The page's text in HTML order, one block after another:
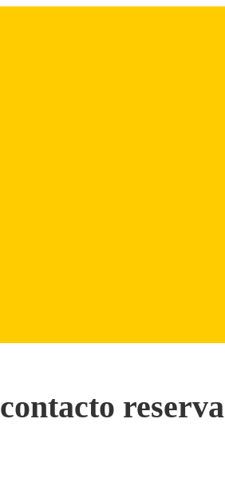
contacto reserva